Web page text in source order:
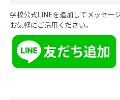
学校公式LINEを追加してメッセー
お気軽にご活用ください。